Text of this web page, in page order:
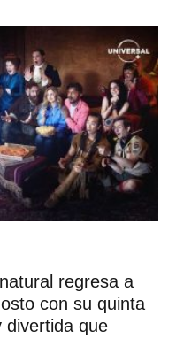
regresa a
con su quinta
divertida que